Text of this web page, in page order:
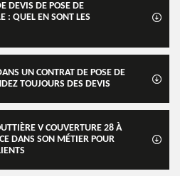
DEVIS DE POSE DE
: QUEL EN SONT LES
UN CONTRAT DE POSE DE
TOUJOURS DES DEVIS
V COUVERTURE 28 À
DANS SON MÉTIER POUR